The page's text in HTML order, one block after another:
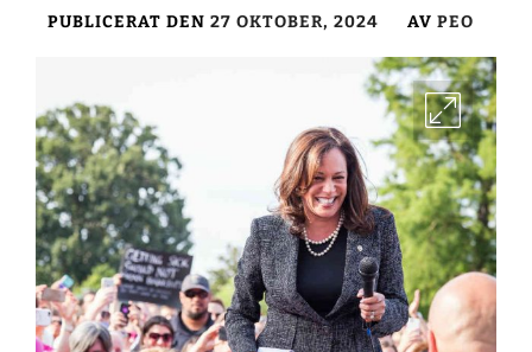
PUBLICERAT DEN 27 OKTOBER, 2024 AV PEO